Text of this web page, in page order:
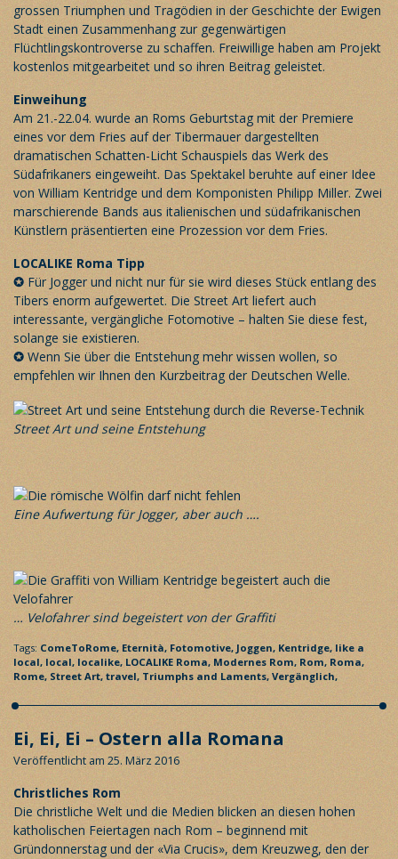
grossen Triumphen und Tragödien in der Geschichte der Ewigen
Stadt einen Zusammenhang zur gegenwärtigen
Flüchtlingskontroverse zu schaffen. Freiwillige haben am Projekt
kostenlos mitgearbeitet und so ihren Beitrag geleistet.
Einweihung
Am 21.-22.04. wurde an Roms Geburtstag mit der Premiere
eines vor dem Fries auf der Tibermauer dargestellten
dramatischen Schatten-Licht Schauspiels das Werk des
Südafrikaners eingeweiht. Das Spektakel beruhte auf einer Idee
von William Kentridge und dem Komponisten Philipp Miller. Zwei
marschierende Bands aus italienischen und südafrikanischen
Künstlern präsentierten eine Prozession vor dem Fries.
LOCALIKE Roma Tipp
✪ Für Jogger und nicht nur für sie wird dieses Stück entlang des
Tibers enorm aufgewertet. Die Street Art liefert auch
interessante, vergängliche Fotomotive – halten Sie diese fest,
solange sie existieren.
✪ Wenn Sie über die Entstehung mehr wissen wollen, so
empfehlen wir Ihnen den Kurzbeitragder Deutschen Welle.
Street Art und seine Entstehung
Eine Aufwertung für Jogger, aber auch ….
… Velofahrer sind begeistert von der Graffiti
Tags: ComeToRome, Eternità, Fotomotive, Joggen, Kentridge, like a
local, local, localike, LOCALIKE Roma, Modernes Rom, Rom, Roma,
Rome, Street Art, travel, Triumphs and Laments, Vergänglich,
Ei, Ei, Ei – Ostern alla Romana
Veröffentlicht am 25. März 2016
Christliches Rom
Die christliche Welt und die Medien blicken an diesen hohen
katholischen Feiertagen nach Rom – beginnend mit
Gründonnerstag und der «Via Crucis», dem Kreuzweg, den der